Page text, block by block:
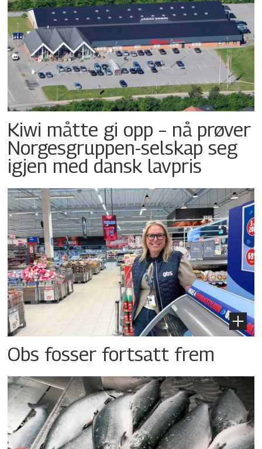
Kiwi måtte gi opp – nå prøver
Norgesgruppen-selskap seg
igjen med dansk lavpris
Obs fosser fortsatt frem